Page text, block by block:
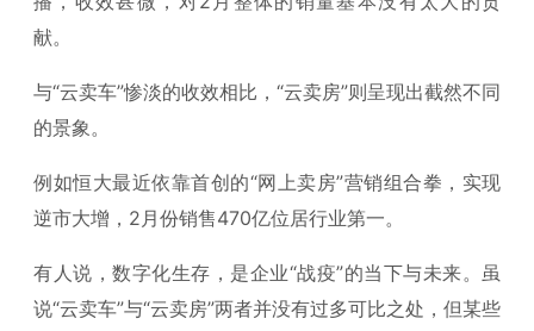
献。
与“云卖车”惨淡的收效相比，“云卖房”则呈现出截然不同
的景象。
例如恒大最近依靠首创的“网上卖房”营销组合拳，实现
逆市大增，2月份销售470亿位居行业第一。
有人说，数字化生存，是企业“战疫”的当下与未来。虽
说“云卖车”与“云卖房”两者并没有过多可比之处，但某些